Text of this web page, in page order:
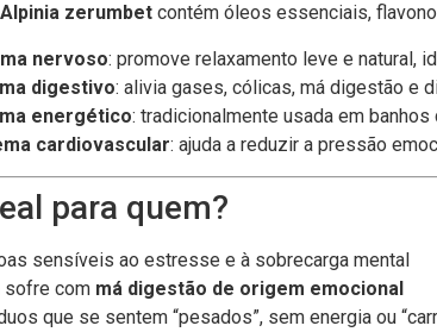
Alpinia zerumbet contém óleos essenciais,
nervoso: promove relaxamento leve e natural,
digestivo: alivia gases, cólicas, má digestão e
energético: tradicionalmente usada em
cardiovascular: ajuda a reduzir a pressão
para quem?
sensíveis ao estresse e à sobrecarga mental
com má digestão de origem emocional
que se sentem “pesados”, sem energia ou